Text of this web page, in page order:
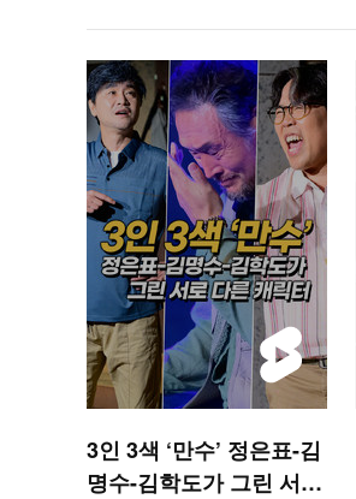
3인 3색 ‘만수’ 정은표-김
명수-김학도가 그린 서로